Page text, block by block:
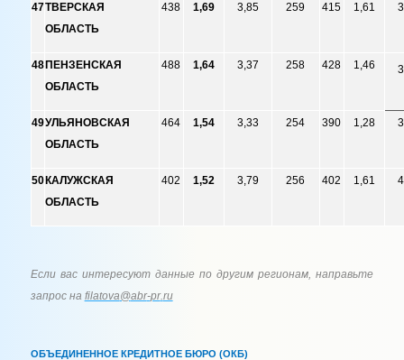
47ТВЕРСКАЯ
ОБЛАСТЬ
438 1,69 3,85 259 415 1,61
48 ПЕНЗЕНСКАЯ
ОБЛАСТЬ
488 1,64 3,37 258 428 1,46
49УЛЬЯНОВСКАЯ
ОБЛАСТЬ
464 1,54 3,33 254 390 1,28
50 КАЛУЖСКАЯ
ОБЛАСТЬ
402 1,52 3,79 256 402 1,61
Если вас интересуют данные по другим регионам, направьте
запрос на filatova@abr-pr.ru
ОБЪЕДИНЕННОЕ КРЕДИТНОЕ БЮРО (ОКБ)